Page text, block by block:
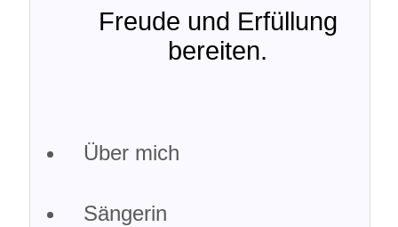
Freude und Erfüllung
bereiten.
Über mich
Sängerin